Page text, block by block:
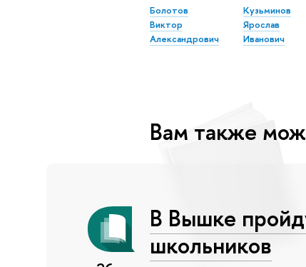
Болотов
Виктор
Александрович
Кузьминов
Ярослав
Иванович
Вам также
В Вышке
школьников